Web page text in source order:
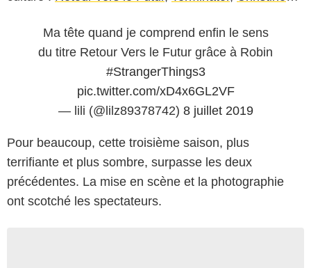
Ma tête quand je comprend enfin le sens
du titre Retour Vers le Futur grâce à Robin
#StrangerThings3
pic.twitter.com/xD4x6GL2VF
— lili (@lilz89378742) 8 juillet 2019
Pour beaucoup, cette troisième saison, plus
terrifiante et plus sombre, surpasse les deux
précédentes. La mise en scène et la photographie
ont scotché les spectateurs.